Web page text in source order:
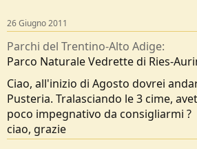
D
i
s
u
s
i
o
n
e
z
i
26 Giugno 2011
Parchi del Trentino-Alto Adige
Parco Naturale Vedrette di Ries-
Ciao, all'inizio di Agosto dovrei
Pusteria. Tralasciando le 3 cime,
poco impegnativo da consigliarmi ?
ciao, grazie